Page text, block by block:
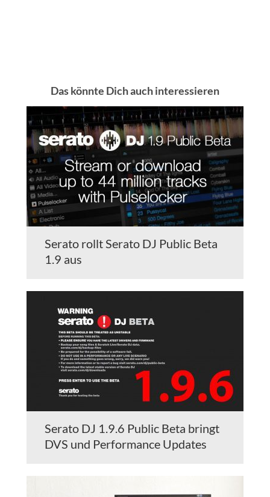
Das könnte Dich auch interessieren
Serato rollt Serato DJ Public Beta
1.9 aus
Serato DJ 1.9.6 Public Beta bringt
DVS und Performance Updates